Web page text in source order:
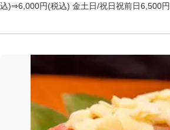
込)⇒6,000円(税込) 金土日/祝日祝前日6,500円